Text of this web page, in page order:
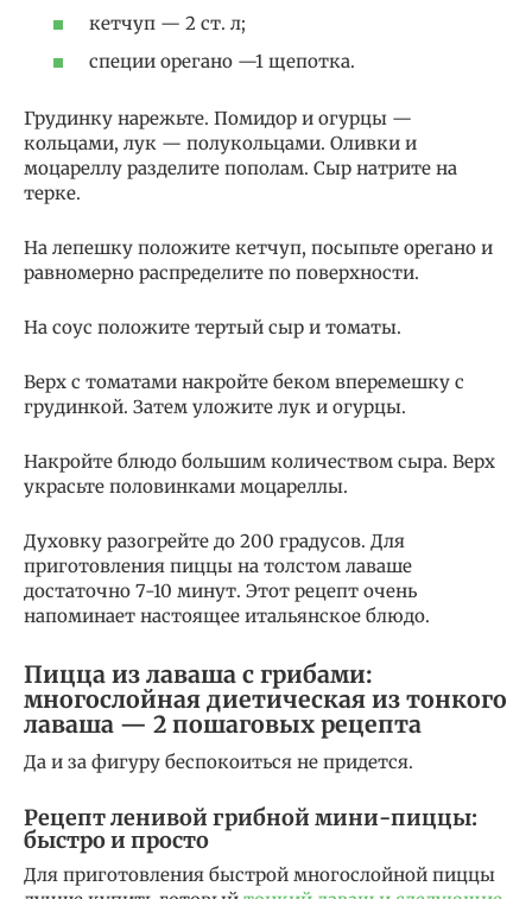
кетчуп — 2 ст. л;
специи орегано —1 щепотка.
Грудинку нарежьте. Помидор и огурцы —
кольцами, лук — полукольцами. Оливки и
моцареллу разделите пополам. Сыр натрите на
терке.
На лепешку положите кетчуп, посыпьте орегано и
равномерно распределите по поверхности.
На соус положите тертый сыр и томаты.
Верх с томатами накройте беком вперемешку с
грудинкой. Затем уложите лук и огурцы.
Накройте блюдо большим количеством сыра. Верх
украсьте половинками моцареллы.
Духовку разогрейте до 200 градусов. Для
приготовления пиццы на толстом лаваше
достаточно 7-10 минут. Этот рецепт очень
напоминает настоящее итальянское блюдо.
Пицца из лаваша с грибами:
многослойная диетическая из тонкого
лаваша — 2 пошаговых рецепта
Да и за фигуру беспокоиться не придется.
Рецепт ленивой грибной мини-пиццы:
быстро и просто
Для приготовления быстрой многослойной пиццы